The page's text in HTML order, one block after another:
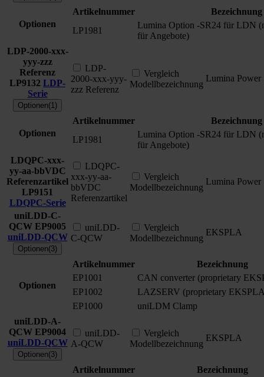
Optionen
Artikelnummer
Bezeichnung
LP1981
Lumina Option -SR24 für LDN
für Angebote)
LDP-2000-xxx-
yyy-zzz
Referenz
LP9132 LDP-
Serie
Optionen(1)
LDP-
2000-xxx-yyy-
zzz Referenz
Vergleich
Modellbezeichnung
Lumina Power
Optionen
Artikelnummer
Bezeichnung
LP1981
Lumina Option -SR24 für LDN
für Angebote)
LDQPC-xxx-
yy-aa-bbVDC
Referenzartikel
LP9151
LDQPC-Serie
LDQPC-
xxx-yy-aa-
bbVDC
Referenzartikel
Vergleich
Modellbezeichnung
Lumina Power
uniLDD-C-
QCW EP9005
uniLDD-QCW
Optionen(3)
uniLDD-
C-QCW
Vergleich
Modellbezeichnung
EKSPLA
Optionen
Artikelnummer
Bezeichnung
EP1001
CAN converter (proprietary
EP1002
LAZSERV (proprietary
EP1000
uniLDM Clamp
uniLDD-A-
QCW EP9004
uniLDD-QCW
Optionen(3)
uniLDD-
A-QCW
Vergleich
Modellbezeichnung
EKSPLA
Artikelnummer
Bezeichnung